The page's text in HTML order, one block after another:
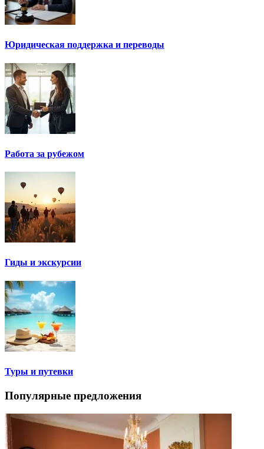
Юридическая поддержка и переводы
Работа за рубежом
Гиды и экскурсии
Туры и путевки
Популярные предложения